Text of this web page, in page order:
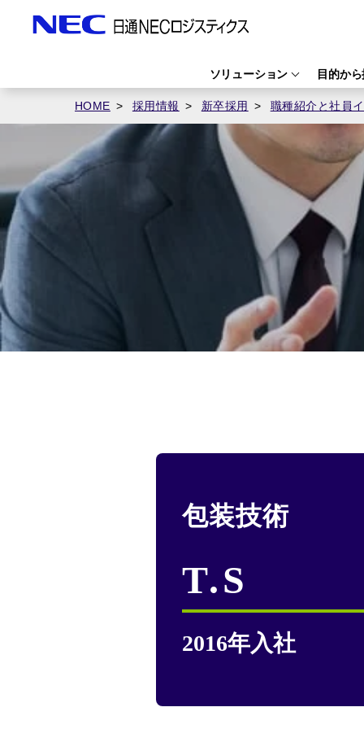
ソリューション 目的か
HOME 採用情報 新卒採用 職種紹介と社員
包装技術
T.S
2016年入社